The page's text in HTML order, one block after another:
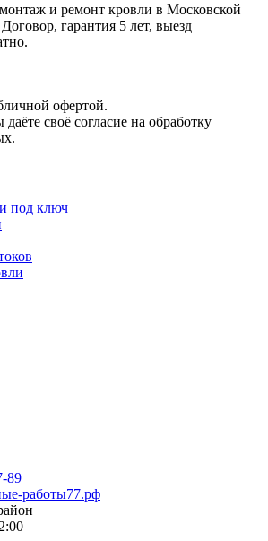
и ремонт кровли в Московской
гарантия 5 лет, выезд
офертой.
своё согласие на обработку
под ключ
89
работы77.рф